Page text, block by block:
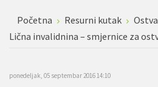
Početna Resurni kutak
Lična invalidnina – smjernice za
ponedeljak, 05 septembar 2016 14:10